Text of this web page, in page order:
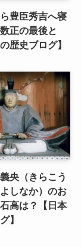
豊臣秀吉へ寝
正の最後と
歴史ブログ】
央（きらこう
しなか）のお
高は？【日本
】